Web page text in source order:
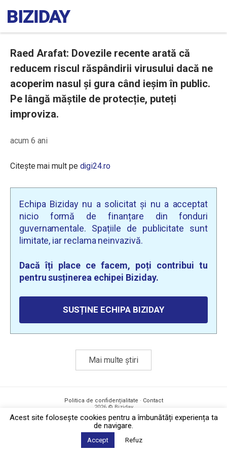
Raed Arafat: Dovezile recente arată că
reducem riscul răspândirii virusului dacă ne
acoperim nasul și gura când ieșim în public.
Pe lângă măștile de protecție, puteți
improviza.
acum 6 ani
Citește mai mult pe digi24.ro
Echipa Biziday nu a solicitat și nu a acceptat
nicio formă de finanțare din fonduri
guvernamentale. Spațiile de publicitate sunt
limitate, iar reclama neinvazivă.
Dacă îți place ce facem, poți contribui tu
pentru susținerea echipei Biziday.
SUSȚINE ECHIPA BIZIDAY
Mai multe știri
Politica de confidențialitate · Contact
2026 © Biziday
Acest site foloseşte cookies pentru a îmbunătăți experiența ta
de navigare.
Accept Refuz